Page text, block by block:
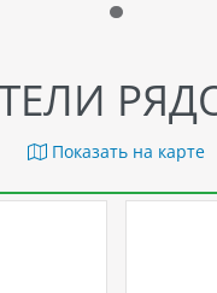
Показать на карте